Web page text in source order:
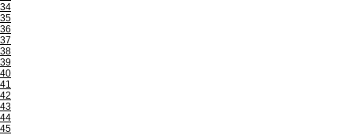
34
35
36
37
38
39
40
41
42
43
44
45